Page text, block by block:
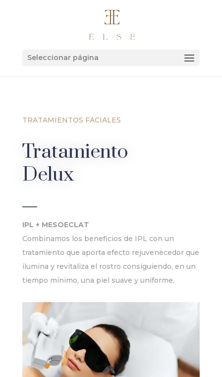
Seleccionar página
TRATAMIENTOS FACIALES
Tratamiento
Delux
IPL + MESOECLAT
Combinamos los beneficios de IPL con un
tratamiento que aporta efecto rejuvenecedor que
ilumina y revitaliza el rostro consiguiendo, en un
tiempo mínimo, una piel suave y uniforme.